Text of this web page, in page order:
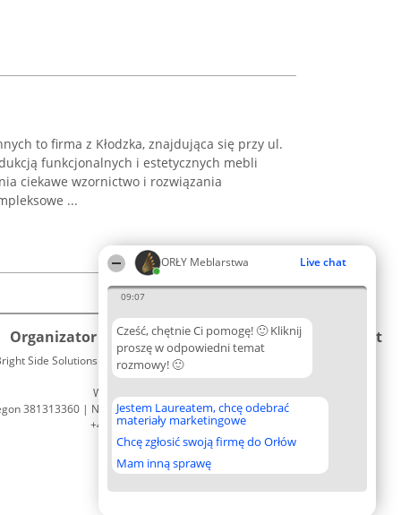
ORŁY Meblarstwa Live chat
09:07
Cześć, chętnie Ci pomogę! 🙂 Kliknij
proszę w odpowiedni temat
rozmowy! 🙂
Jestem Laureatem, chcę odebrać
materiały marketingowe
Chcę zgłosić swoją firmę do Orłów
Mam inną sprawę
to firma z Kłodzka, znajdująca się przy ul.
funkcjonalnych i estetycznych mebli
ciekawe wzornictwo i rozwiązania
...
Organizator plebiscytu
Side Solutions sp. z o. o. sp. k.
ul. Ruska 22
Wrocław 50-079
381313360 | NIP 8943132676
+48 508 492 400
Plebiscyt
Lista
Laureatów
Zasady
Regulamin
Prywatności
Kontakt